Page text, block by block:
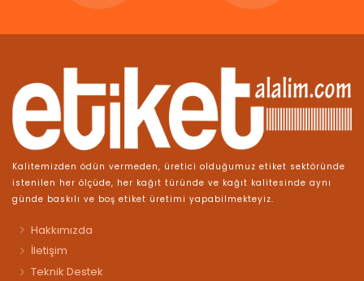
Kalitemizden ödün vermeden, üretici olduğumuz etiket sektöründe
istenilen her ölçüde, her kağıt türünde ve kağıt kalitesinde aynı
günde baskılı ve boş etiket üretimi yapabilmekteyiz.
Hakkımızda
İletişim
Teknik Destek